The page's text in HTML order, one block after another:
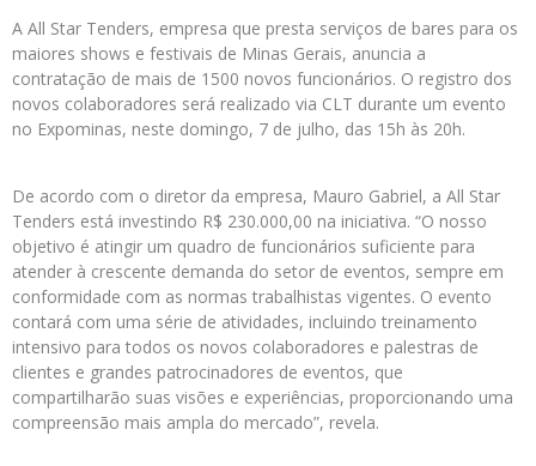
A All Star Tenders, empresa que presta serviços de bares para os
maiores shows e festivais de Minas Gerais, anuncia a
contratação de mais de 1500 novos funcionários. O registro dos
novos colaboradores será realizado via CLT durante um evento
no Expominas, neste domingo, 7 de julho, das 15h às 20h.
De acordo com o diretor da empresa, Mauro Gabriel, a All Star
Tenders está investindo R$ 230.000,00 na iniciativa. “O nosso
objetivo é atingir um quadro de funcionários suficiente para
atender à crescente demanda do setor de eventos, sempre em
conformidade com as normas trabalhistas vigentes. O evento
contará com uma série de atividades, incluindo treinamento
intensivo para todos os novos colaboradores e palestras de
clientes e grandes patrocinadores de eventos, que
compartilharão suas visões e experiências, proporcionando uma
compreensão mais ampla do mercado”, revela.